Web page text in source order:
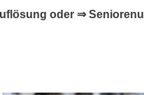
oder ⇒